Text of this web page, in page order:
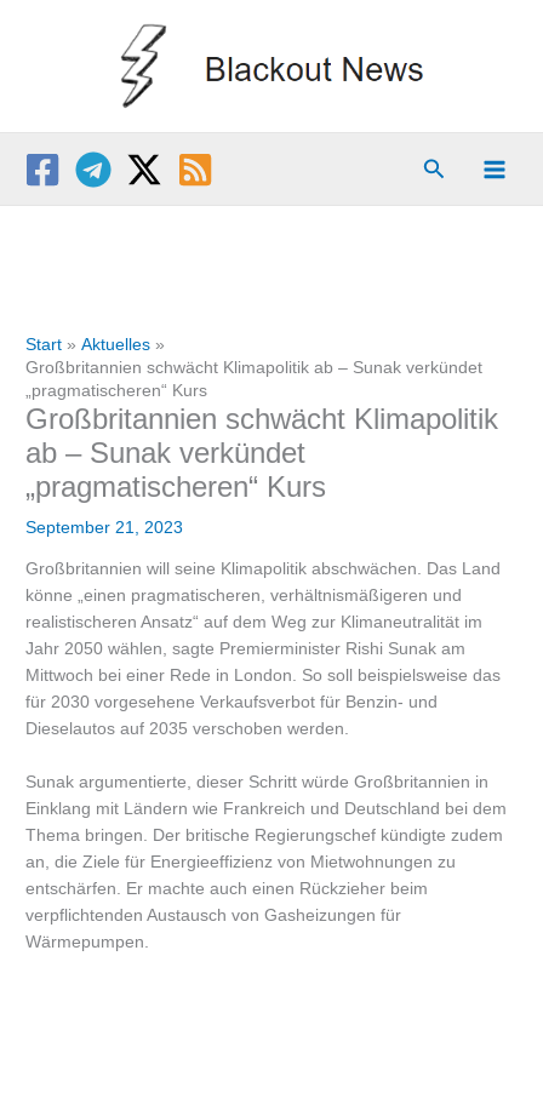
Suchen
Start
Aktuelles
Großbritannien schwächt Klimapolitik ab – Sunak verkündet
„pragmatischeren“ Kurs
Großbritannien schwächt Klimapolitik
ab – Sunak verkündet
„pragmatischeren“ Kurs
September 21, 2023
Großbritannien will seine Klimapolitik abschwächen. Das Land
könne „einen pragmatischeren, verhältnismäßigeren und
realistischeren Ansatz“ auf dem Weg zur Klimaneutralität im
Jahr 2050 wählen, sagte Premierminister Rishi Sunak am
Mittwoch bei einer Rede in London. So soll beispielsweise das
für 2030 vorgesehene Verkaufsverbot für Benzin- und
Dieselautos auf 2035 verschoben werden.
Sunak argumentierte, dieser Schritt würde Großbritannien in
Einklang mit Ländern wie Frankreich und Deutschland bei dem
Thema bringen. Der britische Regierungschef kündigte zudem
an, die Ziele für Energieeffizienz von Mietwohnungen zu
entschärfen. Er machte auch einen Rückzieher beim
verpflichtenden Austausch von Gasheizungen für
Wärmepumpen.